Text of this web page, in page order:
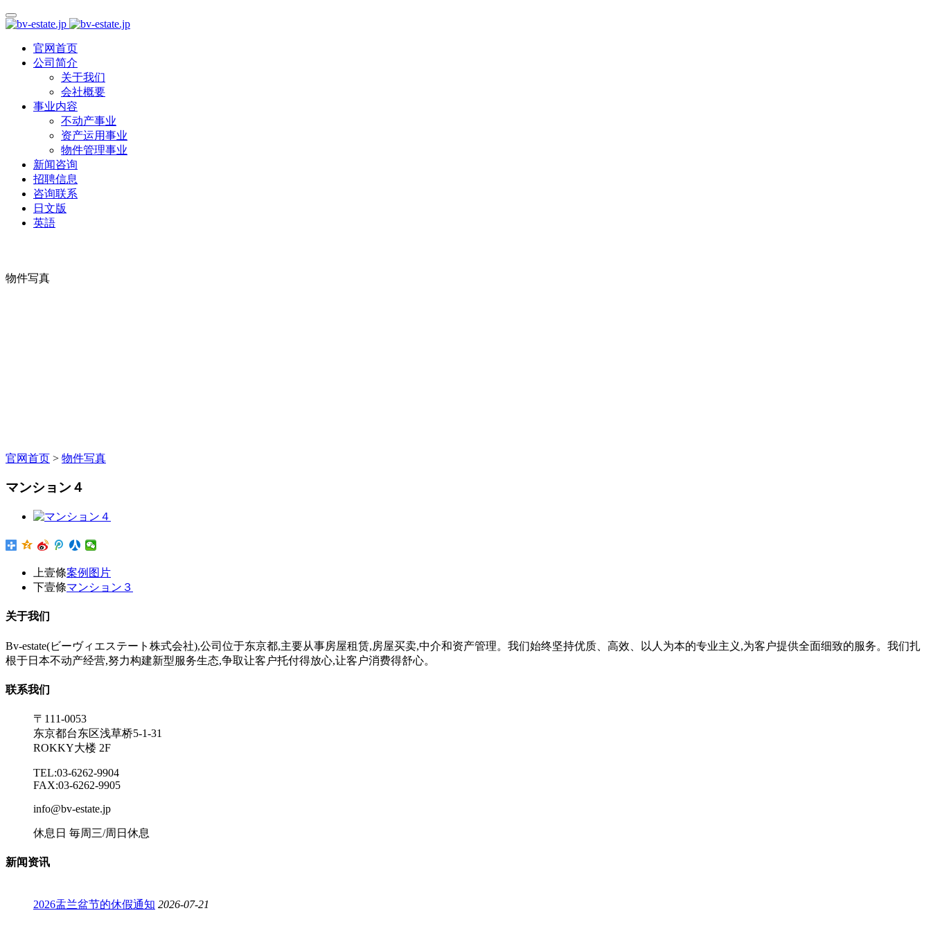
官网首页
公司简介
关于我们
会社概要
事业内容
不动产事业
资产运用事业
物件管理事业
新闻咨询
招聘信息
咨询联系
日文版
英語
物件写真
官网首页 > 物件写真
マンション４
上壹條案例图片
下壹條マンション３
关于我们
Bv-estate(ビーヴィエステート株式会社),公司位于东京都,主要从事房屋租赁,房屋买卖,中介和资产管理。我们始终坚持优质、高效、以人为本的专业主义,为客户提供全面细致的服务。我们扎
根于日本不动产经营,努力构建新型服务生态,争取让客户托付得放心,让客户消费得舒心。
联系我们
〒111-0053
东京都台东区浅草桥5-1-31
ROKKY大楼 2F
TEL:03-6262-9904
FAX:03-6262-9905
info@bv-estate.jp
休息日 毎周三/周日休息
新闻资讯
2026盂兰盆节的休假通知 2026-07-21